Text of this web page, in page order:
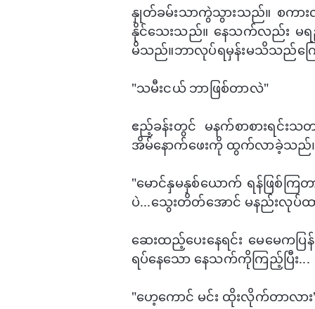
နှုတ်ခမ်းသာကွဲသွားသည်။ စကားလုံး
နိုင်​သေးသည်။ ​နေသက်လည်း မရ
မိသည်။ဘာလုပ်ရမှန်းမသိသည်​က
"​သမီးငယ် ဘာဖြစ်တာလဲ"
ဧည့်ခန်းတွင် မနက်စာစားရင်း
အိမ်​နောက်​​ဖေးကို ထွက်လာခဲ့သည်
"​မောင်နှမနှစ်ယောက် ရန်ဖြစ်ကြ
ပဲ...​သွေးတိတ်​အောင် မနည်းလုပ်
ဆေးထည့်ပေး​နေရင်း ​မေ​မေကပ
ရပ်​နေ​သော ​​နေသက်ကိုကြည့်ပြီး...
"​ဟေ့​ကောင် မင်း ထိုးလိုက်တာလား